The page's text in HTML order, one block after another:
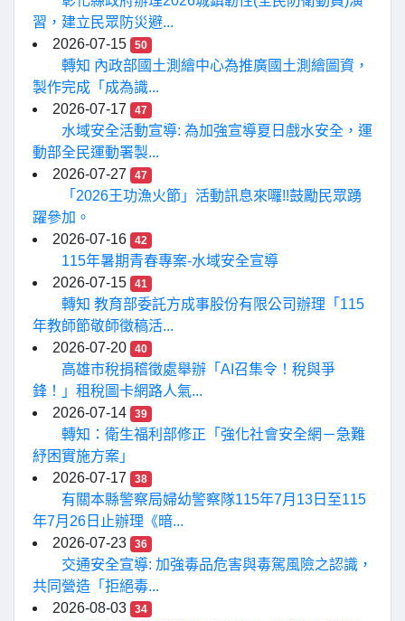
習，建立民眾防災避...
2026-07-15
50
轉知 內政部國土測繪中心為推廣國土測繪圖資，
製作完成「成為識...
2026-07-17
47
水域安全活動宣導: 為加強宣導夏日戲水安全，運
動部全民運動署製...
2026-07-27
47
「2026王功漁火節」活動訊息來囉!!鼓勵民眾踴
躍參加。
2026-07-16
42
115年暑期青春專案-水域安全宣導
2026-07-15
41
轉知 教育部委託方成事股份有限公司辦理「115
年教師節敬師徵稿活...
2026-07-20
40
高雄市稅捐稽徵處舉辦「AI召集令！稅與爭
鋒！」租稅圖卡網路人氣...
2026-07-14
39
轉知：衛生福利部修正「強化社會安全網－急難
紓困實施方案」
2026-07-17
38
有關本縣警察局婦幼警察隊115年7月13日至115
年7月26日止辦理《暗...
2026-07-23
36
交通安全宣導: 加強毒品危害與毒駕風險之認識，
共同營造「拒絕毒...
2026-08-03
34